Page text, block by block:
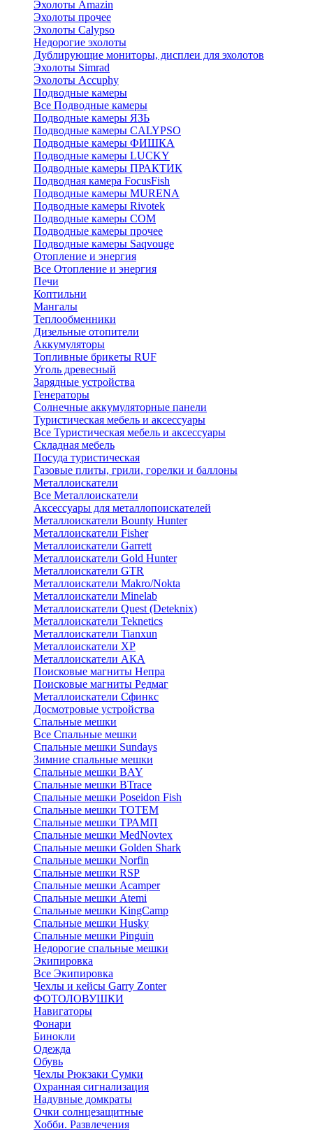
Эхолоты Amazin
Эхолоты прочее
Эхолоты Calypso
Недорогие эхолоты
Дублирующие мониторы, дисплеи для эхолотов
Эхолоты Simrad
Эхолоты Accuphy
Подводные камеры
Все Подводные камеры
Подводные камеры ЯЗЬ
Подводные камеры CALYPSO
Подводные камеры ФИШКА
Подводные камеры LUCKY
Подводные камеры ПРАКТИК
Подводная камера FocusFish
Подводные камеры MURENA
Подводные камеры Rivotek
Подводные камеры СОМ
Подводные камеры прочее
Подводные камеры Saqvouge
Отопление и энергия
Все Отопление и энергия
Печи
Коптильни
Мангалы
Теплообменники
Дизельные отопители
Аккумуляторы
Топливные брикеты RUF
Уголь древесный
Зарядные устройства
Генераторы
Солнечные аккумуляторные панели
Туристическая мебель и аксессуары
Все Туристическая мебель и аксессуары
Складная мебель
Посуда туристическая
Газовые плиты, грили, горелки и баллоны
Металлоискатели
Все Металлоискатели
Аксессуары для металлопоискателей
Металлоискатели Bounty Hunter
Металлоискатели Fisher
Металлоискатели Garrett
Металлоискатели Gold Hunter
Металлоискатели GTR
Металлоискатели Makro/Nokta
Металлоискатели Minelab
Металлоискатели Quest (Deteknix)
Металлоискатели Teknetics
Металлоискатели Tianxun
Металлоискатели XP
Металлоискатели АКА
Поисковые магниты Непра
Поисковые магниты Редмаг
Металлоискатели Сфинкс
Досмотровые устройства
Спальные мешки
Все Спальные мешки
Спальные мешки Sundays
Зимние спальные мешки
Спальные мешки BAY
Спальные мешки BTrace
Спальные мешки Poseidon Fish
Спальные мешки ТОТЕМ
Спальные мешки ТРАМП
Cпальные мешки MedNovtex
Спальные мешки Golden Shark
Спальные мешки Norfin
Спальные мешки RSP
Спальные мешки Acamper
Спальные мешки Atemi
Спальные мешки KingCamp
Спальные мешки Husky
Спальные мешки Pinguin
Недорогие спальные мешки
Экипировка
Все Экипировка
Чехлы и кейсы Garry Zonter
ФОТОЛОВУШКИ
Навигаторы
Фонари
Бинокли
Одежда
Обувь
Чехлы Рюкзаки Сумки
Охранная сигнализация
Надувные домкраты
Очки солнцезащитные
Хобби. Развлечения